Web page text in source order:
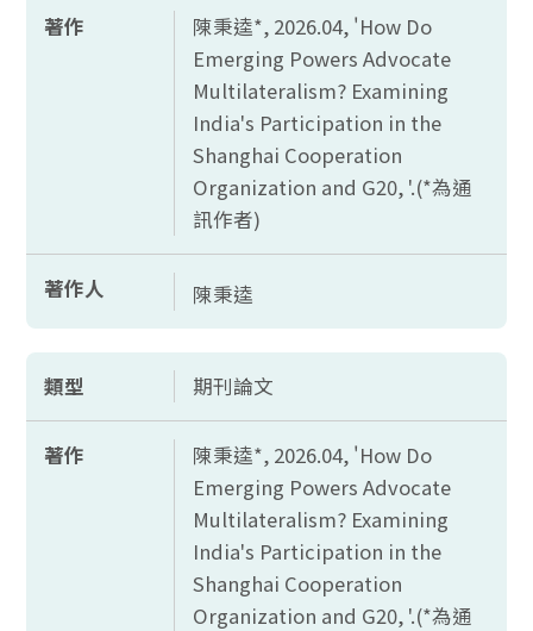
著作 陳秉逵*, 2026.04, 'How Do
Emerging Powers Advocate
Multilateralism? Examining
India's Participation in the
Shanghai Cooperation
Organization and G20, '.(*為通
訊作者)
著作人 陳秉逵
類型 期刊論文
著作 陳秉逵*, 2026.04, 'How Do
Emerging Powers Advocate
Multilateralism? Examining
India's Participation in the
Shanghai Cooperation
Organization and G20, '.(*為通